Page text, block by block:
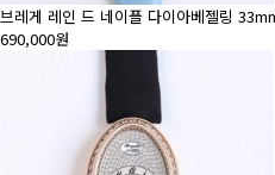
브레게 레인 드 네이플 다이아베젤링
690,000원